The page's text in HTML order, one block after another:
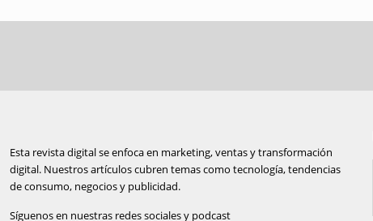
Esta revista digital se enfoca en marketing, ventas y transformación
digital. Nuestros artículos cubren temas como tecnología, tendencias
de consumo, negocios y publicidad.
Síguenos en nuestras redes sociales y podcast